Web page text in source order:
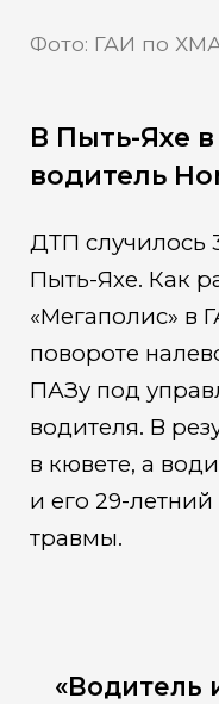
Фото: ГАИ по
В Пыть-Яхе
водитель
ДТП случилось
Пыть-Яхе. Как
«Мегаполис» в
повороте
ПАЗу под
водителя. В
в кювете, а
и его 29-
травмы.
«Водитель